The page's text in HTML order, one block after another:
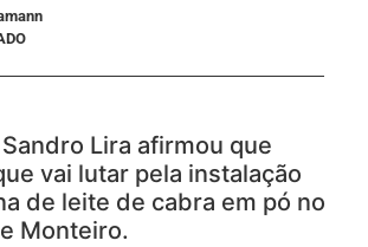
Lira afirmou que
vai lutar pela instalação
de leite de cabra em pó no
Monteiro.